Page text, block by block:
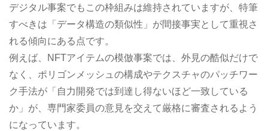
デジタル事案でもこの枠組みは維持されていますが、特筆
すべきは「データ構造の類似性」が間接事実として重視さ
れる傾向にある点です。
例えば、NFTアイテムの模倣事案では、外見の酷似だけで
なく、ポリゴンメッシュの構成やテクスチャのパッチワー
ク手法が「自力開発では到達し得ないほど一致している
か」が、専門家委員の意見を交えて厳格に審査されるよう
になっています。